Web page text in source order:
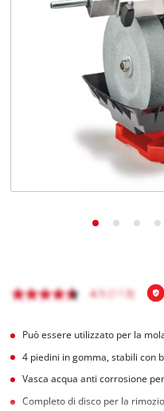
Può essere utilizzato per la
4 piedini in gomma, stabili con
Vasca acqua anti corrosione
Completo di disco per la